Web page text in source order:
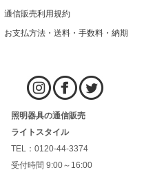
通信販売利用規約
お支払方法・送料・手数料・納期
照明器具の通信販売
ライトスタイル
TEL：0120-44-3374
受付時間 9:00～16:00